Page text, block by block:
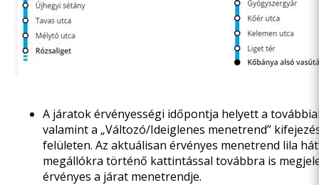
A járatok érvényességi időpontja helyett a
valamint a „Változó/Ideiglenes menetrend”
felületen. Az aktuálisan érvényes menetrend lila
megállókra történő kattintással továbbra is
érvényes a járat menetrendje.